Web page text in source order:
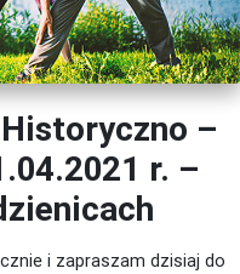
–
r. –
i zapraszam dzisiaj do